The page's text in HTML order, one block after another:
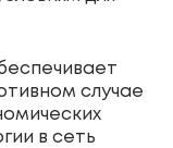
случае
в сеть